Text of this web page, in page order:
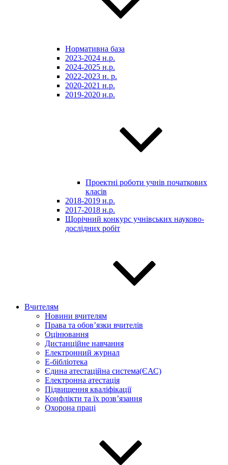
Нормативна база
2023-2024 н.р.
2024-2025 н.р.
2022-2023 н. р.
2020-2021 н.р.
2019-2020 н.р.
Проектні роботи учнів початкових
класів
2018-2019 н.р.
2017-2018 н.р.
Щорічний конкурс учнівських науково-
дослідних робіт
Вчителям
Новини вчителям
Права та обов’язки вчителів
Оцінювання
Дистанційне навчання
Електронний журнал
E-бібліотека
Єдина атестаційна система(ЄАС)
Електронна атестація
Підвищення кваліфікації
Конфлікти та їх розв’язання
Охорона праці